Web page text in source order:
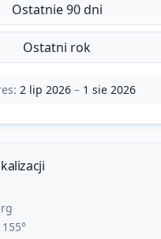
Ostatnie 90 dni
Ostatni rok
2 lip 2026– 1 sie 2026
°